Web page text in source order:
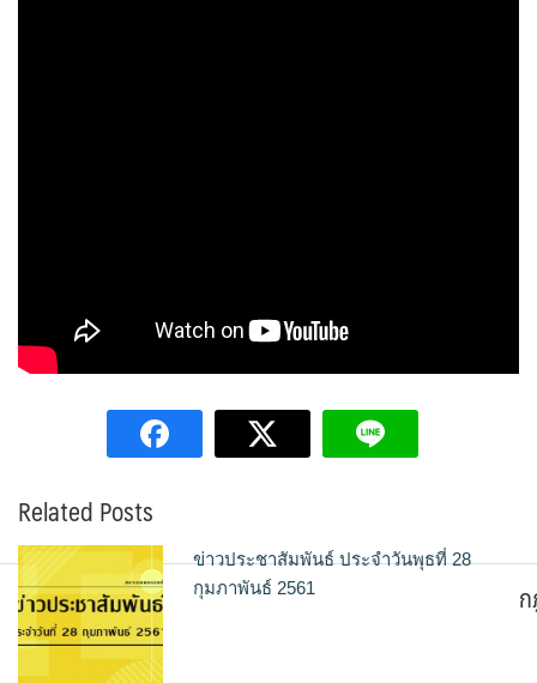
Related Posts
ข่าวประชาสัมพันธ์ ประจำวันพุธที่ 28
กุมภาพันธ์ 2561